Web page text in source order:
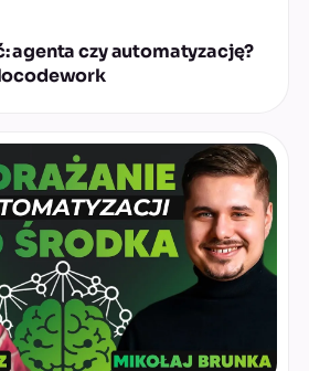
agenta czy automatyzację?